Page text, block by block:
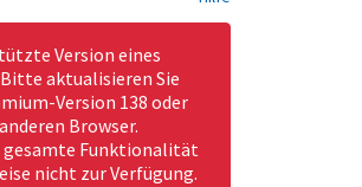
Version eines
aktualisieren Sie
Version 138 oder
Browser.
gesamte Funktionalität
nicht zur Verfügung.